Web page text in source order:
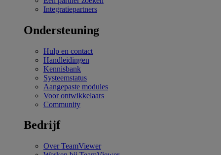
Integratiepartners
Ondersteuning
Hulp en contact
Handleidingen
Kennisbank
Systeemstatus
Aangepaste modules
Voor ontwikkelaars
Community
Bedrijf
Over TeamViewer